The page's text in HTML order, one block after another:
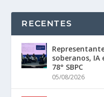
RECENTES
soberanos,
78° SBPC
05/08/2026